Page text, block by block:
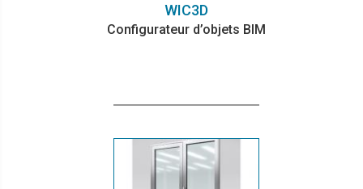
WIC3D
Configurateur d’objets BIM